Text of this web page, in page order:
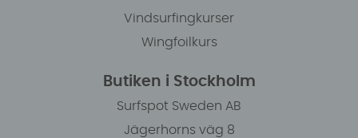
Vindsurfingkurser
Wingfoilkurs
Butiken i Stockholm
Surfspot Sweden AB
Jägerhorns väg 8